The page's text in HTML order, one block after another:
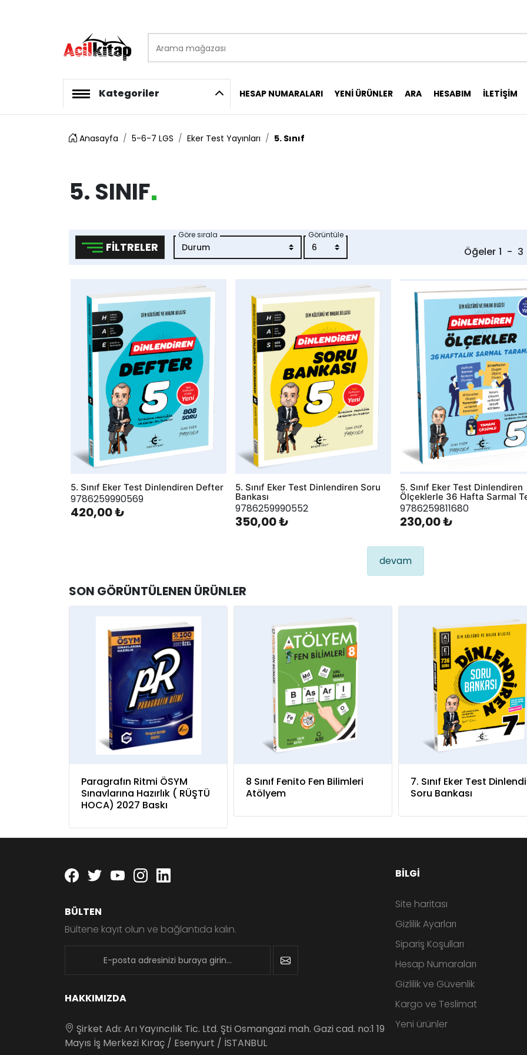
logo
Kategoriler HESAP NUMARALARI YENI ÜRÜNLER ARA HESABIM İLETIŞIM
Anasayfa 5-6-7 LGS Eker Test Yayınları 5. Sınıf
5. SINIF
FILTRELER
Göre sırala
Öğeler 1 - 3
Görüntüle
AddToWishlist
5. Sınıf Eker Test Dinlendiren Defter
9786259990569
420,00 ₺
AddToWishlist
5. Sınıf Eker Test Dinlendiren Soru
Bankası
9786259990552
350,00 ₺
AddToWishlist
5. Sınıf Eker Test Dinlendiren
Ölçeklerle 36 Hafta Sarmal
9786259811680
230,00 ₺
devam
SON GÖRÜNTÜLENEN ÜRÜNLER
Paragrafın Ritmi ÖSYM
Sınavlarına Hazırlık ( RÜŞTÜ
HOCA) 2027 Baskı
8 Sınıf Fenito Fen Bilimleri
Atölyem
7. Sınıf Eker Test
Soru Bankası
Facebook
twitteryoutubeinstagram
BÜLTEN
Bültene kayıt olun ve bağlantıda kalın.
HAKKIMIZDA
Şirket Adı: Arı Yayıncılık Tic. Ltd. Şti Osmangazi mah. Gazi cad. no:1 19
Mayıs İş Merkezi Kıraç / Esenyurt / İSTANBUL
BILGI
Site haritası
Gizlilik Ayarları
Sipariş Koşulları
Hesap Numaraları
Gizlilik ve Güvenlik
Kargo ve Teslimat
Yeni ürünler